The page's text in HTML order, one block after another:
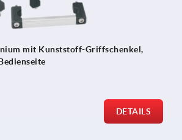
mit Kunststoff-Griffschenkel,
DETAILS